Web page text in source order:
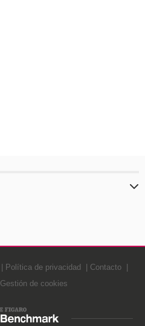
Política de privacidad
Contacto
Gestión de cookies